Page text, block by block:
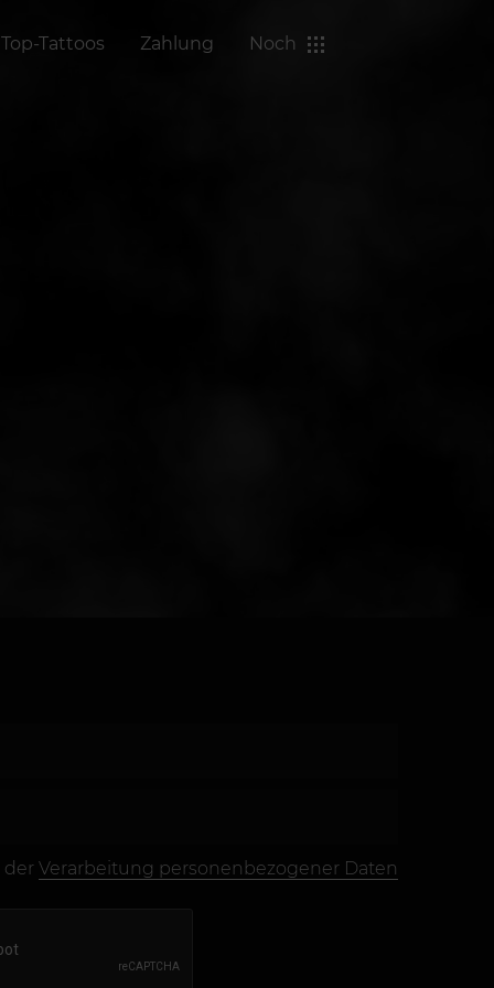
Top-Tattoos Zahlung Noch
der Verarbeitung personenbezogener Daten